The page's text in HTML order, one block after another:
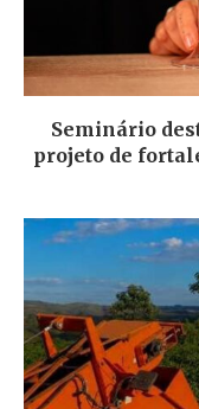
Seminário
projeto de